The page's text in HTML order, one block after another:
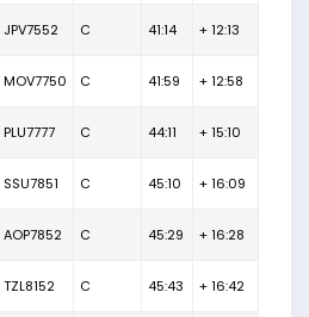
JPV7552 C 41:14 + 12:13
MOV7750 C 41:59 + 12:58
PLU7777 C 44:11 + 15:10
SSU7851 C 45:10 + 16:09
AOP7852 C 45:29 + 16:28
TZL8152 C 45:43 + 16:42